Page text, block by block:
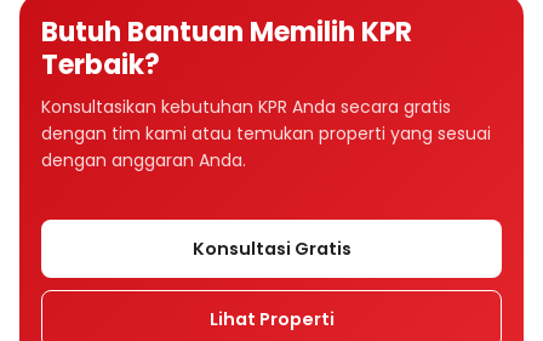
Butuh Bantuan Memilih KPR
Terbaik?
Konsultasikan kebutuhan KPR Anda secara gratis
dengan tim kami atau temukan properti yang sesuai
dengan anggaran Anda.
Konsultasi Gratis
Lihat Properti